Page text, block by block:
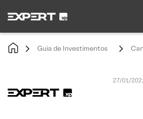
Guia de Investimentos
27/01/